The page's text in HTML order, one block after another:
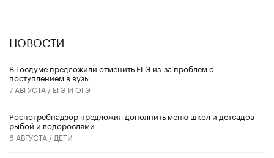
НОВОСТИ
В Госдуме предложили отменить ЕГЭ из-за проблем с
поступлением в вузы
7 АВГУСТА / ЕГЭ И ОГЭ
Роспотребнадзор предложил дополнить меню школ и детсадов
рыбой и водорослями
6 АВГУСТА / ДЕТИ